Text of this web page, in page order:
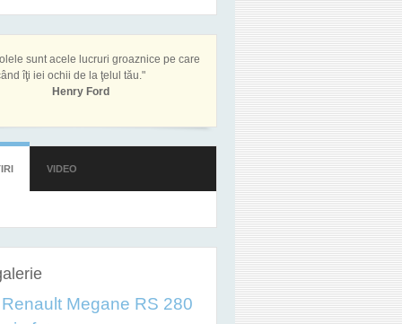
sunt acele lucruri groaznice pe care
îţi iei ochii de la ţelul tău."
Henry Ford
(TAB ACTIV)
VIDEO
Megane RS 280